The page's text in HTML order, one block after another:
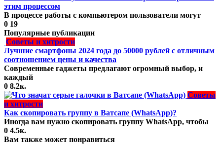
этим процессом
В процессе работы с компьютером пользователи могут
0 19
Популярные публикации
Советы и хитрости
Лучшие смартфоны 2024 года до 50000 рублей с отличным
соотношением цены и качества
Современные гаджеты предлагают огромный выбор, и
каждый
0 8.2к.
Советы
и хитрости
Как скопировать группу в Ватсапе (WhatsApp)?
Иногда вам нужно скопировать группу WhatsApp, чтобы
0 4.5к.
Вам также может понравиться